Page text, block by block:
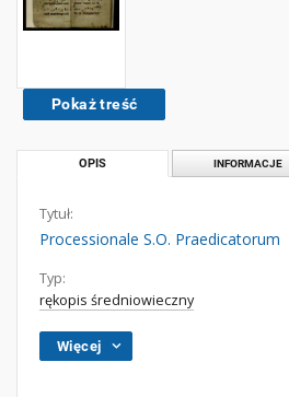
Pokaż treść
OPIS INFORMACJE
Tytuł:
Processionale S.O. Praedicatorum
Typ:
rękopis średniowieczny
Więcej